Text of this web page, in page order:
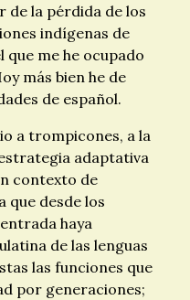
de la pérdida de los
indígenas de
que me he ocupado
más bien he de
de español.
a trompicones, a la
adaptativa
contexto de
que desde los
haya
de las lenguas
las funciones que
por generaciones;